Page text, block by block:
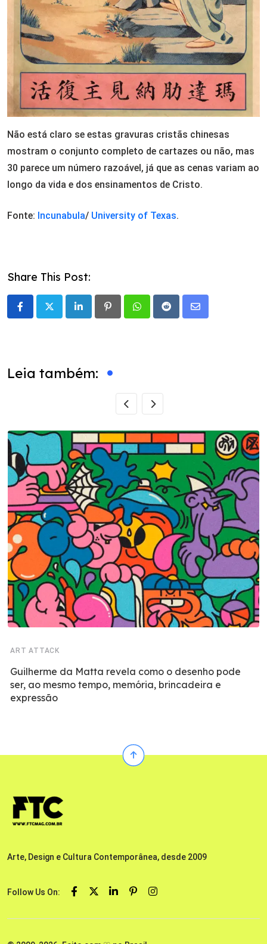
Não está claro se estas gravuras cristãs chinesas
mostram o conjunto completo de cartazes ou não, mas
30 parece um número razoável, já que as cenas variam ao
longo da vida e dos ensinamentos de Cristo.
Fonte: Incunabula/ University of Texas.
Share This Post:
LinkedIn PinterestWhatsappRedditShare
Leia também:
ART ATTACK
Guilherme da Matta revela como o desenho pode
ser, ao mesmo tempo, memória, brincadeira e
expressão
Arte, Design e Cultura Contemporânea, desde 2009
Follow Us On: